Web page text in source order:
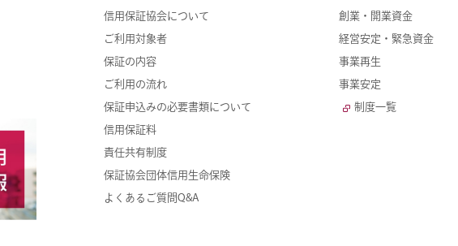
信用保証協会について
ご利用対象者
保証の内容
ご利用の流れ
保証申込みの必要書類について
信用保証料
責任共有制度
保証協会団体信用生命保険
よくあるご質問Q&A
創業・開業資金
経営安定・緊急資金
事業再生
事業安定
制度一覧